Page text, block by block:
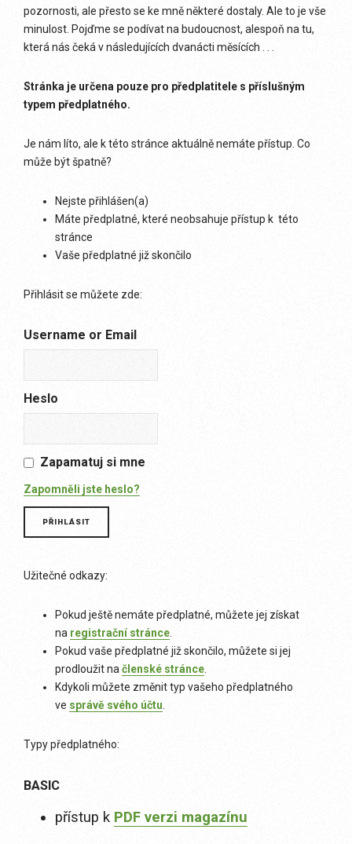
pozornosti, ale přesto se ke mně některé dostaly. Ale to je vše
minulost. Pojďme se podívat na budoucnost, alespoň na tu,
která nás čeká v následujících dvanácti měsících . . .
Stránka je určena pouze pro předplatitele s příslušným
typem předplatného.
Je nám líto, ale k této stránce aktuálně nemáte přístup. Co
může být špatně?
Nejste přihlášen(a)
Máte předplatné, které neobsahuje přístup k této
stránce
Vaše předplatné již skončilo
Přihlásit se můžete zde:
Username or Email
Heslo
Zapamatuj si mne
Zapomněli jste heslo?
Užitečné odkazy:
Pokud ještě nemáte předplatné, můžete jej získat
na registrační stránce
Pokud vaše předplatné již skončilo, můžete si jej
prodloužit na členské stránce
Kdykoli můžete změnit typ vašeho předplatného
ve správě svého účtu
Typy předplatného:
BASIC
přístup k PDF verzi magazínu